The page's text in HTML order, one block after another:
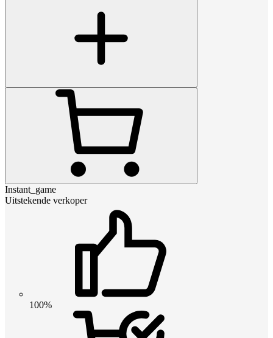
Instant_game
Uitstekende verkoper
100%